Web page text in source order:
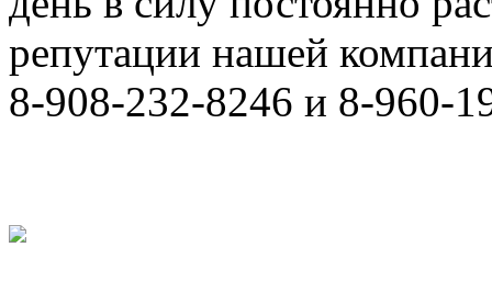
репутации нашей
8-908-232-8246 и 8-960-